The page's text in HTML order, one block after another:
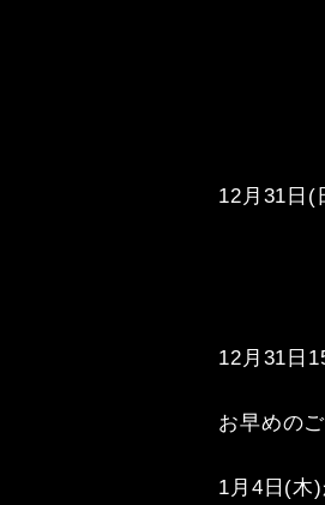
12月31日(
12月31日
お早めの
1月4日(木)